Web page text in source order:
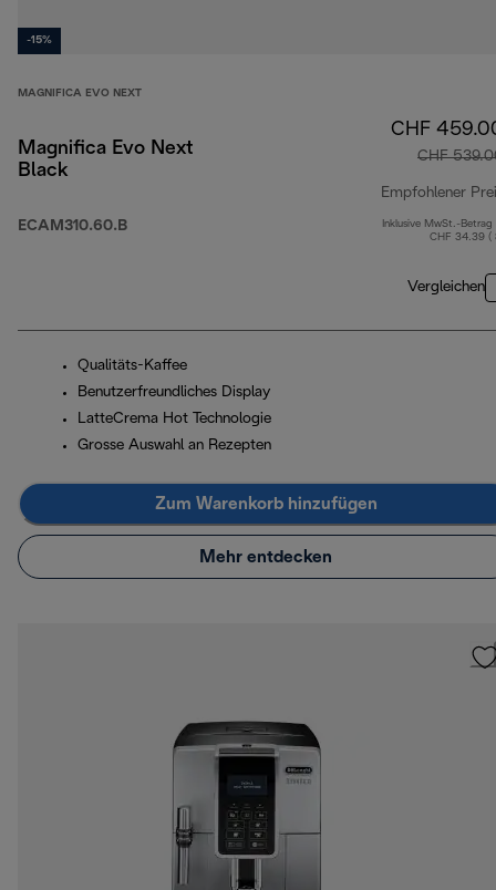
-15%
MAGNIFICA EVO NEXT
Magnifica Evo Next
Black
ECAM310.60.B
CHF
CHF
Empfohlener
Inklusive MwSt.-Betrag
CHF 34.39 (
Vergleichen
Qualitäts-Kaffee
Benutzerfreundliches Display
LatteCrema Hot Technologie
Grosse Auswahl an Rezepten
Zum Warenkorb hinzufügen
Mehr entdecken